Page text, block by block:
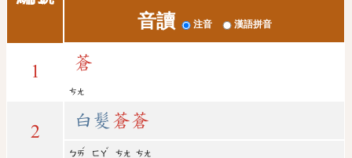
音讀 注音 漢語拼音
1 蒼
ㄘㄤ
2
白髮 蒼蒼
ㄅㄞ
ˊ
ㄈㄚ
ˇ
ㄘㄤ ㄘㄤ